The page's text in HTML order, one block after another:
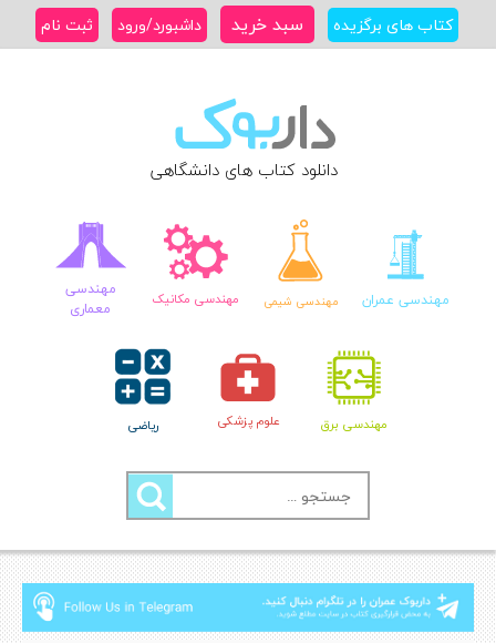
کتاب های برگزیده سبد خرید داشبورد/ورود ثبت نام
دانلود کتاب های دانشگاهی
مهندسی عمران مهندسی شیمی مهندسی مکانیک
مهندسی
معماری
مهندسی برق علوم پزشکی ریاضی
جستجو
برای: